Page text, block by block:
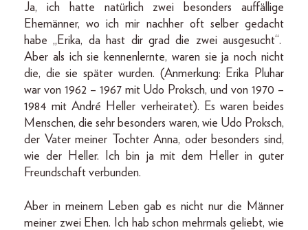
Ja, ich hatte natürlich zwei besonders auffällige
Ehemänner, wo ich mir nachher oft selber gedacht
habe „Erika, da hast dir grad die zwei ausgesucht“.
Aber als ich sie kennenlernte, waren sie ja noch nicht
die, die sie später wurden. (Anmerkung: Erika Pluhar
war von 1962 – 1967 mit Udo Proksch, und von 1970 –
1984 mit André Heller verheiratet). Es waren beides
Menschen, die sehr besonders waren, wie Udo Proksch,
der Vater meiner Tochter Anna, oder besonders sind,
wie der Heller. Ich bin ja mit dem Heller in guter
Freundschaft verbunden.
Aber in meinem Leben gab es nicht nur die Männer
meiner zwei Ehen. Ich hab schon mehrmals geliebt, wie